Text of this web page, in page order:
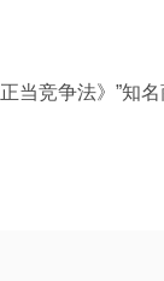
竞争法》”知